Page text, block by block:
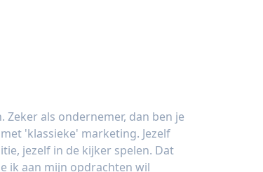
als ondernemer, dan ben je
'klassieke' marketing. Jezelf
jezelf in de kijker spelen. Dat
ik aan mijn opdrachten wil